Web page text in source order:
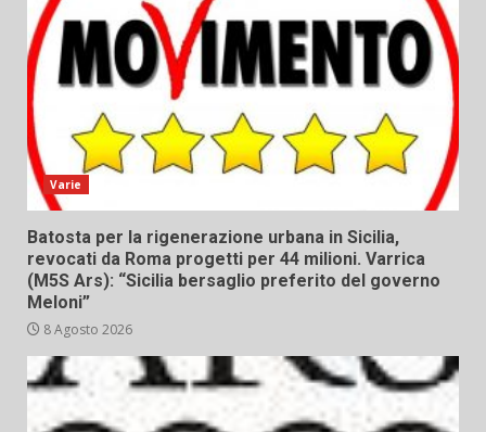
Varie
Batosta per la rigenerazione urbana in Sicilia,
revocati da Roma progetti per 44 milioni. Varrica
(M5S Ars): “Sicilia bersaglio preferito del governo
Meloni”
8 Agosto 2026